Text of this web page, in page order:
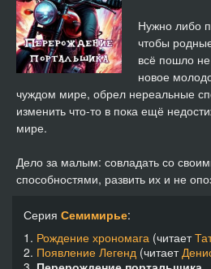
Перерождение портальщика 17
Перерождение портальщика 18
Перерождение портальщика
Перерождение портальщика
Перерождение портальщика
Нужно либо
чтобы
всё пошло
новое
чуждом мире, обрел нереальные
изменить что-то в пока ещё
мире.
Дело за малым: совладать со
способностями, развить их и не
Серия Семимирье:
1. Рождение хрономага (читает
2. Появление Легенд (читает